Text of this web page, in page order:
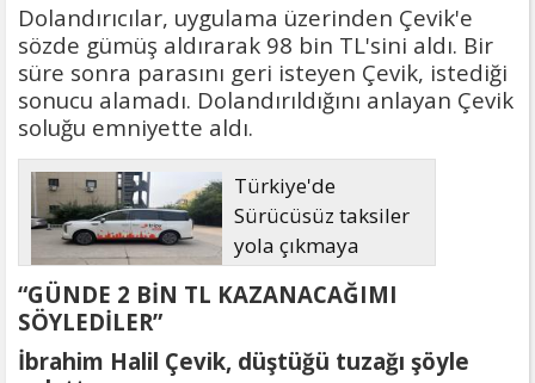
Dolandırıcılar, uygulama üzerinden Çevik'e
sözde gümüş aldırarak 98 bin TL'sini aldı. Bir
süre sonra parasını geri isteyen Çevik, istediği
sonucu alamadı. Dolandırıldığını anlayan Çevik
soluğu emniyette aldı.
Türkiye'de
Sürücüsüz taksiler
yola çıkmaya
hazırlanıyor
“GÜNDE 2 BİN TL KAZANACAĞIMI
SÖYLEDİLER”
İbrahim Halil Çevik, düştüğü tuzağı şöyle